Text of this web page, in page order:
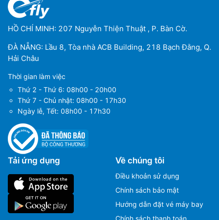
Cairns
Darwin
Canberra
Sân bay Napaskiak
Sân bay Broken Hill
Sân bay Bathurst
Sân bay Blackall(BKQ)
Sân bay quốc tế Broome
Sân bay Brisbane
Sân bay Byron Gateway (BNK)
Sân bay Busselton
HỒ CHÍ MINH: 207 Nguyễn Thiện Thuật , P. Bàn Cờ.
ĐÀ NẴNG: Lầu 8, Tòa nhà ACB Building, 218 Bạch Đằng, Q.
Hải Châu
Thời gian làm việc
Thứ 2 - Thứ 6: 08h00 - 20h00
Thứ 7 - Chủ nhật: 08h00 - 17h30
Ngày lễ, Tết: 08h00 - 17h30
Tải ứng dụng Về chúng tôi
Điều khoản sử dụng
Chính sách bảo mật
Hướng dẫn đặt vé máy bay